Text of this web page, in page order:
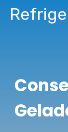
Pular
para